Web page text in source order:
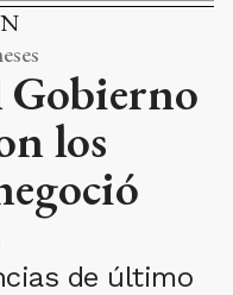
Gobierno
los
de último